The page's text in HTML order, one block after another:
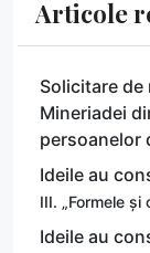
Articole
Solicitare
Mineriadei
persoanelor
Ideile au
III. „Formele
Ideile au